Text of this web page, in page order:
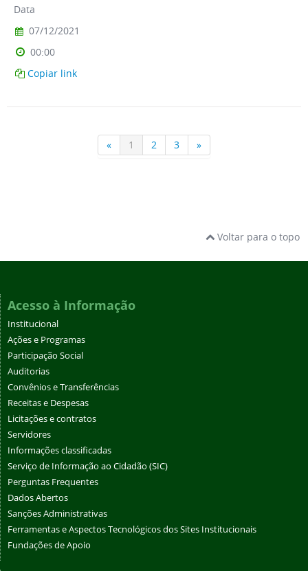
Voltar para o topo
Acesso à Informação
Institucional
Ações e Programas
Participação Social
Auditorias
Convênios e Transferências
Receitas e Despesas
Licitações e contratos
Servidores
Informações classificadas
Serviço de Informação ao Cidadão (SIC)
Perguntas Frequentes
Dados Abertos
Sanções Administrativas
Ferramentas e Aspectos Tecnológicos dos Sites Institucionais
Fundações de Apoio